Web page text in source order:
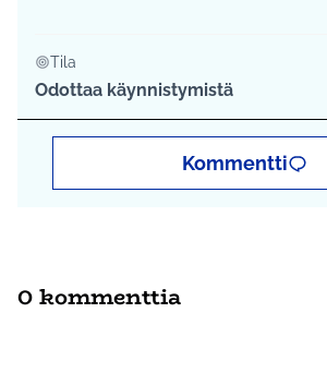
Tila
Odottaa käynnistymistä
Kommentti
0 kommenttia